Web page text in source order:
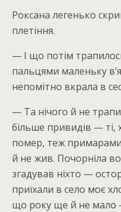
Роксана легенько
плетіння.
— І що потім
пальцями маленьку
непомітно вкрала в
— Та нічого й не
більше привидів —
помер, теж примарами
й не жив. Почорніла
згадував ніхто —
приїхали в село моє
що року ще й не мало